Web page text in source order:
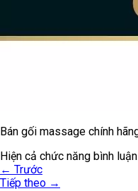
Bán gối massage chính
Hiện cả chức năng bình
← Trước
Tiếp theo →